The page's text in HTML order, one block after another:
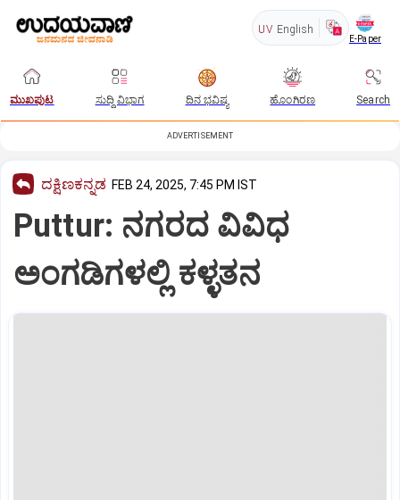
UV English
E-Paper
ಮುಖಪುಟ ಸುದ್ದಿ ವಿಭಾಗ ದಿನ ಭವಿಷ್ಯ ಹೊಂಗಿರಣ Search
ADVERTISEMENT
ದಕ್ಷಿಣಕನ್ನಡ FEB 24, 2025, 7:45 PM IST
Puttur: ನಗರದ ವಿವಿಧ
ಅಂಗಡಿಗಳಲ್ಲಿ ಕಳ್ಳತನ